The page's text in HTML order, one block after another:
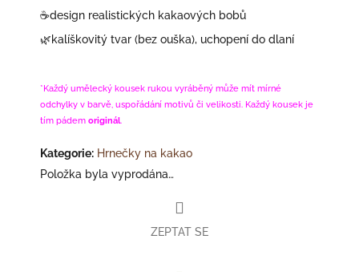
☕design realistických kakaových bobů
🌿kalíškovitý tvar (bez ouška), uchopení do dlaní
*Každý umělecký kousek rukou vyráběný může mít mírné
odchylky v barvě, uspořádání motivů či velikosti. Každý kousek je
tím pádem originál.
Kategorie: Hrnečky na kakao
Položka byla vyprodána…
ZEPTAT SE